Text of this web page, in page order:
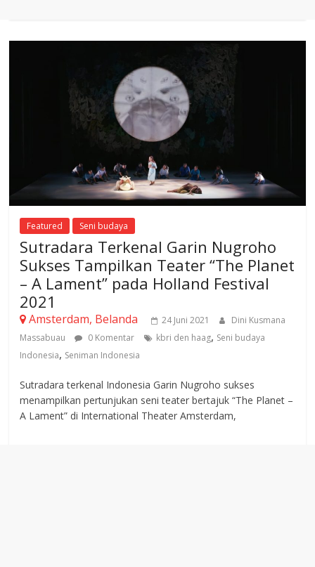
Featured Seni budaya
Sutradara Terkenal Garin Nugroho
Sukses Tampilkan Teater “The Planet
– A Lament” pada Holland Festival
2021
Amsterdam, Belanda 24 Juni 2021
Dini Kusmana
Massabuau
0 Komentar kbri den haag, Seni budaya
Indonesia, Seniman Indonesia
Sutradara terkenal Indonesia Garin Nugroho sukses
menampilkan pertunjukan seni teater bertajuk “The Planet –
A Lament” di International Theater Amsterdam,